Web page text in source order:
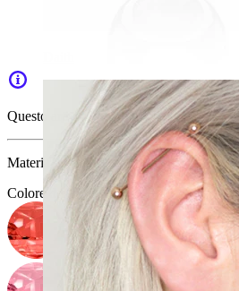
Questo articolo non è più disponibile.
Materiale:Acciaio chirurgico
Colore della pietra: